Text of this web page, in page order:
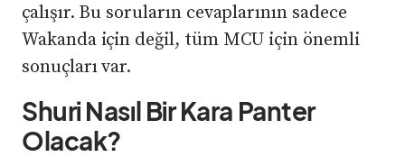
çalışır. Bu soruların cevaplarının sadece
Wakanda için değil, tüm MCU için önemli
sonuçları var.
Shuri Nasıl Bir Kara Panter
Olacak?